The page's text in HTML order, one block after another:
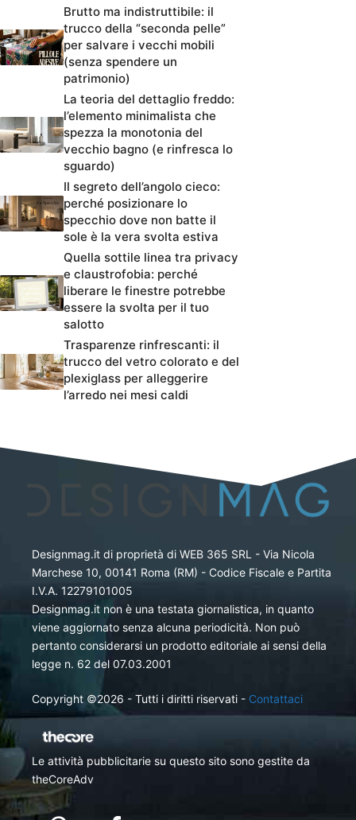
Brutto ma indistruttibile: il
trucco della “seconda pelle”
per salvare i vecchi mobili
(senza spendere un
patrimonio)
La teoria del dettaglio freddo:
l’elemento minimalista che
spezza la monotonia del
vecchio bagno (e rinfresca lo
sguardo)
Il segreto dell’angolo cieco:
perché posizionare lo
specchio dove non batte il
sole è la vera svolta estiva
Quella sottile linea tra privacy
e claustrofobia: perché
liberare le finestre potrebbe
essere la svolta per il tuo
salotto
Trasparenze rinfrescanti: il
trucco del vetro colorato e del
plexiglass per alleggerire
l’arredo nei mesi caldi
Designmag.it di proprietà di WEB 365 SRL - Via Nicola
Marchese 10, 00141 Roma (RM) - Codice Fiscale e Partita
I.V.A. 12279101005
Designmag.it non è una testata giornalistica, in quanto
viene aggiornato senza alcuna periodicità. Non può
pertanto considerarsi un prodotto editoriale ai sensi della
legge n. 62 del 07.03.2001
Copyright ©2026 - Tutti i diritti riservati - Contattaci
Le attività pubblicitarie su questo sito sono gestite da
theCoreAdv